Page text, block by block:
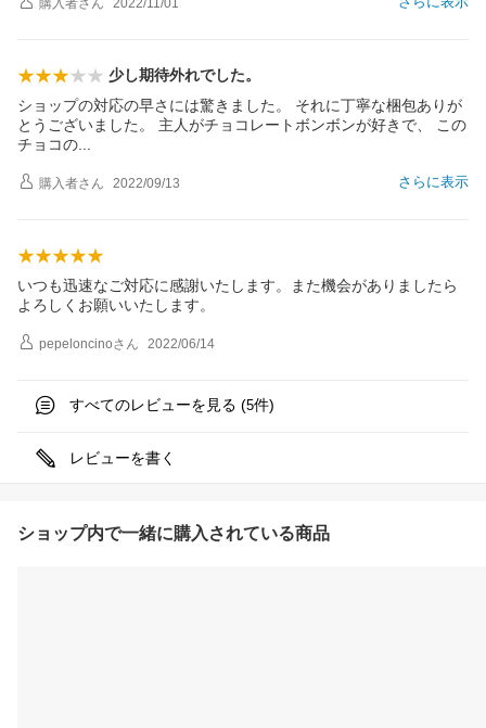
購入者さん 2022/11/01
少し期待外れでした。
ショップの対応の早さには驚きました。 それに丁寧な梱包ありが
とうございました。 主人がチョコレートボンボンが好きで、 この
チョコの
さらに表示
購入者さん 2022/09/13
いつも迅速なご対応に感謝いたします。また機会がありましたら
よろしくお願いいたします。
pepeloncinoさん 2022/06/14
すべてのレビューを見る (5件)
レビューを書く
ショップ内で一緒に購入されている商品